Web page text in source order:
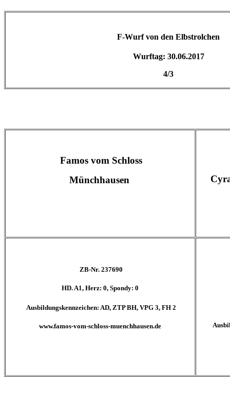
F-Wurf von den Elbstrolchen
Wurftag: 30.06.2017
4/3
Famos vom Schloss
Münchhausen
ZB-Nr. 237690
HD. A1, Herz: 0, Spondy: 0
Ausbildungskennzeichen: AD, ZTP BH, VPG 3, FH 2
www.famos-vom-schloss-muenchhausen.de